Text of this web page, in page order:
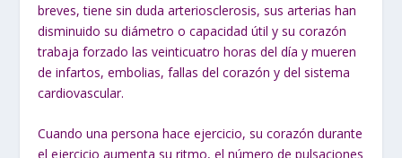
breves, tiene sin duda arteriosclerosis, sus arterias han
disminuido su diámetro o capacidad útil y su corazón
trabaja forzado las veinticuatro horas del día y mueren
de infartos, embolias, fallas del corazón y del sistema
cardiovascular.
Cuando una persona hace ejercicio, su corazón durante
el ejercicio aumenta su ritmo, el número de pulsaciones